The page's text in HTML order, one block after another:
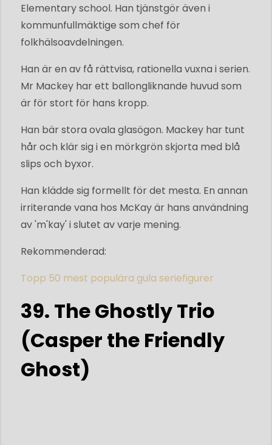
Elementary school. Han tjänstgör även i
kommunfullmäktige som chef för
folkhälsoavdelningen.
Han är en av få rättvisa, rationella vuxna i serien.
Mr Mackey har ett ballongliknande huvud som
är för stort för hans kropp.
Han bär stora ovala glasögon. Mackey har tunt
hår och klär sig i en mörkgrön skjorta med blå
slips och byxor.
Han klädde sig formellt för det mesta. En annan
irriterande vana hos McKay är hans användning
av 'm'kay' i slutet av varje mening.
Rekommenderad:
Topp 50 mest populära gula seriefigurer
39. The Ghostly Trio
(Casper the Friendly
Ghost)